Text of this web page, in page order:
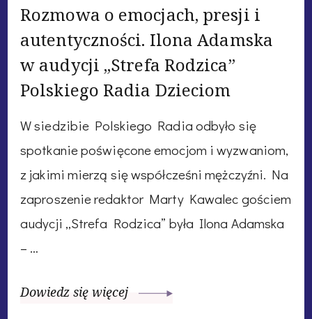
Rozmowa o emocjach, presji i
autentyczności. Ilona Adamska
w audycji „Strefa Rodzica”
Polskiego Radia Dzieciom
W siedzibie Polskiego Radia odbyło się
spotkanie poświęcone emocjom i wyzwaniom,
z jakimi mierzą się współcześni mężczyźni. Na
zaproszenie redaktor Marty Kawalec gościem
audycji „Strefa Rodzica” była Ilona Adamska
– …
Dowiedz się więcej